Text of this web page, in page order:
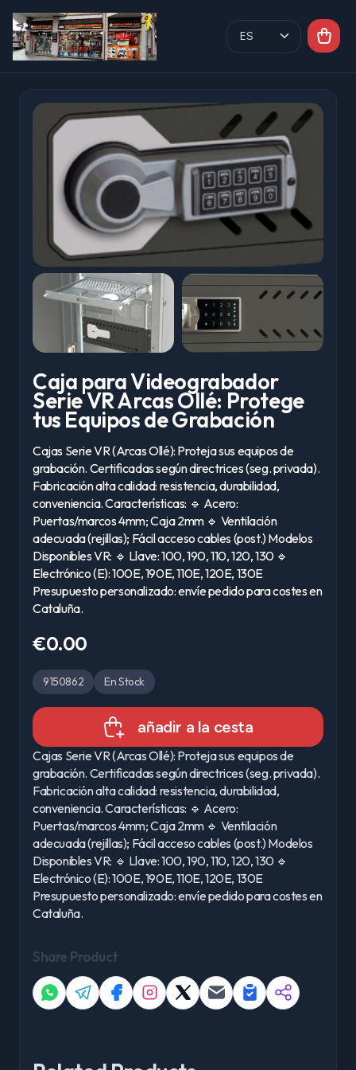
Caja para Videograbador
Serie VR Arcas Ollé: Protege
tus Equipos de Grabación
Cajas Serie VR (Arcas Ollé): Proteja sus equipos de
grabación. Certificadas según directrices (seg. privada).
Fabricación alta calidad: resistencia, durabilidad,
conveniencia. Características: 🔹 Acero:
Puertas/marcos 4mm; Caja 2mm 🔹 Ventilación
adecuada (rejillas); Fácil acceso cables (post.) Modelos
Disponibles VR: 🔹 Llave: 100, 190, 110, 120, 130 🔹
Electrónico (E): 100E, 190E, 110E, 120E, 130E
Presupuesto personalizado: envíe pedido para costes en
Cataluña.
€0.00
9150862 En Stock
añadir a la cesta
Cajas Serie VR (Arcas Ollé): Proteja sus equipos de
grabación. Certificadas según directrices (seg. privada).
Fabricación alta calidad: resistencia, durabilidad,
conveniencia. Características: 🔹 Acero:
Puertas/marcos 4mm; Caja 2mm 🔹 Ventilación
adecuada (rejillas); Fácil acceso cables (post.) Modelos
Disponibles VR: 🔹 Llave: 100, 190, 110, 120, 130 🔹
Electrónico (E): 100E, 190E, 110E, 120E, 130E
Presupuesto personalizado: envíe pedido para costes en
Cataluña.
Share Product